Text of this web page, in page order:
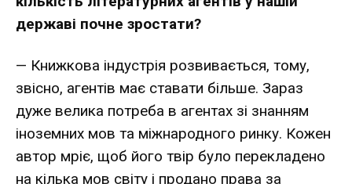
державі почне зростати?
— Книжкова індустрія розвивається, тому,
звісно, агентів має ставати більше. Зараз
дуже велика потреба в агентах зі знанням
іноземних мов та міжнародного ринку. Кожен
автор мріє, щоб його твір було перекладено
на кілька мов світу і продано права за